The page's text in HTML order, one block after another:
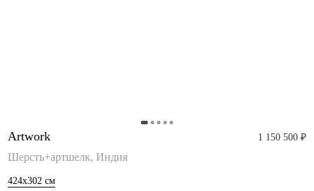
Artwork 1 150 500 ₽
Шерсть+артшелк, Индия
424x302 см